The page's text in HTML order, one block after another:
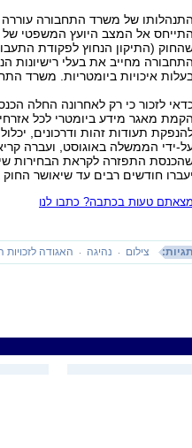
התנהלותו של משרד התחבורה עוררה
התייחס אל המצב היועץ המשפטי של
(התיקון הנחוץ לפקודת
התחבורה מחייב את בעלי רישיונות
איכויות ביומטריות. משרד
לזכור כי רק לאחרונה החלה
הקמת מאגר מידע ביומטרי לכל
תעודות זהות ודרכונים,
ידי הממשלה באוגוסט, ועברה
התפזרה לקראת הבחירות
יעברו חודשים רבים עד שיאושר החוק
מצאתם טעות בכתבה? כתבו לנו
תגיות: צילום נהיגה האגודה לזכויות